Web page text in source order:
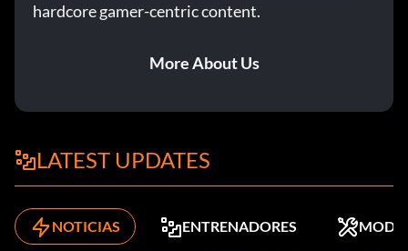
hardcore gamer-centric content.
More About Us
LATEST UPDATES
NOTICIAS ENTRENADORES MODS